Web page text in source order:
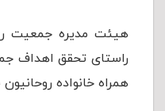
هیئت مدیره جمعیت
همراه خانواده